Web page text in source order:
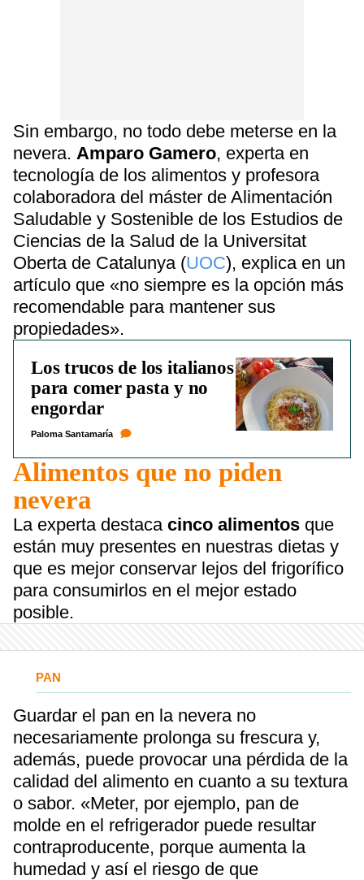
Sin embargo, no todo debe meterse en la
nevera. Amparo Gamero, experta en
tecnología de los alimentos y profesora
colaboradora del máster de Alimentación
Saludable y Sostenible de los Estudios de
Ciencias de la Salud de la Universitat
Oberta de Catalunya (UOC), explica en un
artículo que «no siempre es la opción más
recomendable para mantener sus
propiedades».
Los trucos de los italianos
para comer pasta y no
engordar
Paloma Santamaría
Alimentos que no piden
nevera
La experta destaca cinco alimentos que
están muy presentes en nuestras dietas y
que es mejor conservar lejos del frigorífico
para consumirlos en el mejor estado
posible.
PAN
Guardar el pan en la nevera no
necesariamente prolonga su frescura y,
además, puede provocar una pérdida de la
calidad del alimento en cuanto a su textura
o sabor. «Meter, por ejemplo, pan de
molde en el refrigerador puede resultar
contraproducente, porque aumenta la
humedad y así el riesgo de que